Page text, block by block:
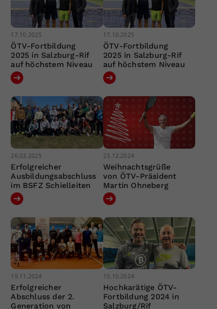
17.10.2025
ÖTV-Fortbildung
2025 in Salzburg-Rif
auf höchstem Niveau
17.10.2025
ÖTV-Fortbildung
2025 in Salzburg-Rif
auf höchstem Niveau
26.03.2025
Erfolgreicher
Ausbildungsabschluss
im BSFZ Schielleiten
23.12.2024
Weihnachtsgrüße
von ÖTV-Präsident
Martin Ohneberg
19.11.2024
Erfolgreicher
Abschluss der 2.
Generation von
15.10.2024
Hochkarätige ÖTV-
Fortbildung 2024 in
Salzburg/Rif